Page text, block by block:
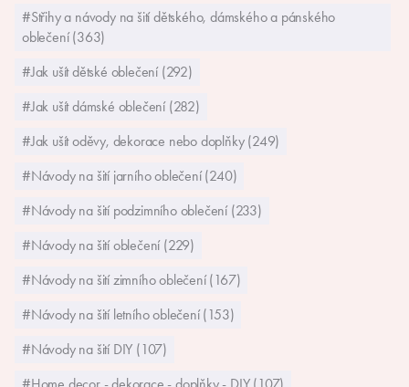
#Střihy a návody na šití dětského, dámského a pánského
oblečení (363)
#Jak ušít dětské oblečení (292)
#Jak ušít dámské oblečení (282)
#Jak ušít oděvy, dekorace nebo doplňky (249)
#Návody na šití jarního oblečení (240)
#Návody na šití podzimního oblečení (233)
#Návody na šití oblečení (229)
#Návody na šití zimního oblečení (167)
#Návody na šití letního oblečení (153)
#Návody na šití DIY (107)